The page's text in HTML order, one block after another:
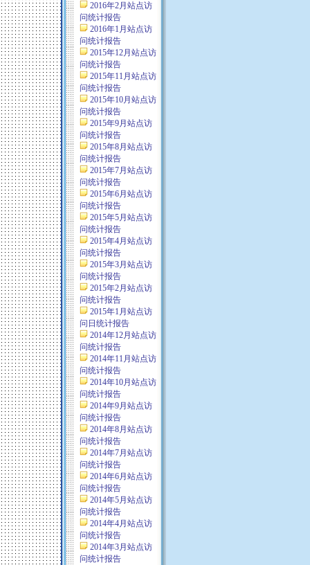
2016年2月站点访
问统计报告
2016年1月站点访
问统计报告
2015年12月站点访
问统计报告
2015年11月站点访
问统计报告
2015年10月站点访
问统计报告
2015年9月站点访
问统计报告
2015年8月站点访
问统计报告
2015年7月站点访
问统计报告
2015年6月站点访
问统计报告
2015年5月站点访
问统计报告
2015年4月站点访
问统计报告
2015年3月站点访
问统计报告
2015年2月站点访
问统计报告
2015年1月站点访
问日统计报告
2014年12月站点访
问统计报告
2014年11月站点访
问统计报告
2014年10月站点访
问统计报告
2014年9月站点访
问统计报告
2014年8月站点访
问统计报告
2014年7月站点访
问统计报告
2014年6月站点访
问统计报告
2014年5月站点访
问统计报告
2014年4月站点访
问统计报告
2014年3月站点访
问统计报告